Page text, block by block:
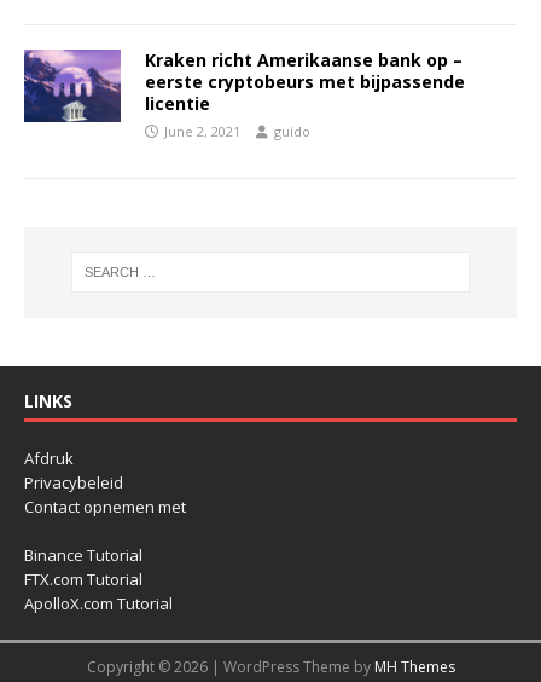
Kraken richt Amerikaanse bank op –
eerste cryptobeurs met bijpassende
licentie
June 2, 2021 guido
LINKS
Afdruk
Privacybeleid
Contact opnemen met
Binance Tutorial
FTX.com Tutorial
ApolloX.com Tutorial
Copyright © 2026 | WordPress Theme by MH Themes